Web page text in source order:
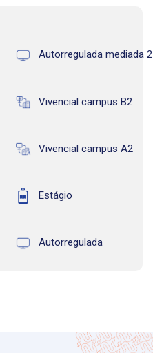
Autorregulada mediada 2
Vivencial campus B2
Vivencial campus A2
Estágio
Autorregulada